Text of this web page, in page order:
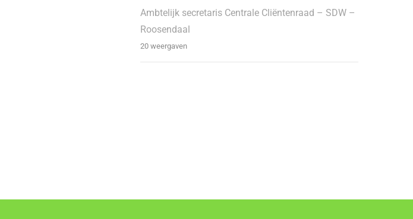
Ambtelijk secretaris Centrale Cliëntenraad – SDW –
Roosendaal
20 weergaven